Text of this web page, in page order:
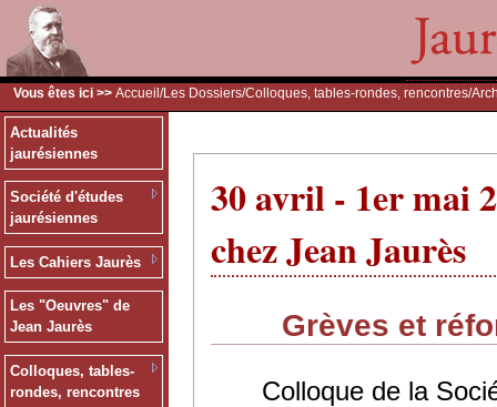
Vous êtes ici >> Accueil /Les Dossiers/Colloques, tables-rondes, rencontres/
Actualités
jaurésiennes
Société d'études
jaurésiennes
Les Cahiers Jaurès
Les "Oeuvres" de
Jean Jaurès
Colloques, tables-
rondes, rencontres
30 avril - 1er mai
chez Jean Jaurès
Grèves et
Colloque de la